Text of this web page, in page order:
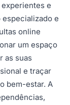
e
e
online
um espaço
as suas
e traçar
bem-estar. A